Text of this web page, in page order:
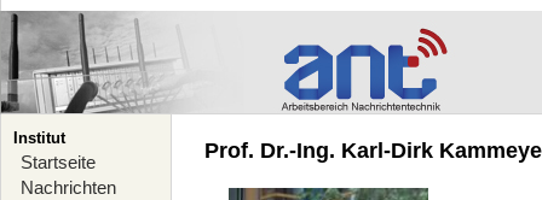
Institut
Startseite
Nachrichten
Prof. Dr.-Ing. Karl-Dirk